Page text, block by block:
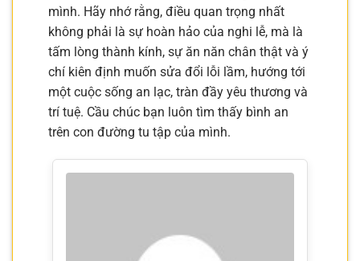
mình. Hãy nhớ rằng, điều quan trọng nhất
không phải là sự hoàn hảo của nghi lễ, mà là
tấm lòng thành kính, sự ăn năn chân thật và ý
chí kiên định muốn sửa đổi lỗi lầm, hướng tới
một cuộc sống an lạc, tràn đầy yêu thương và
trí tuệ. Cầu chúc bạn luôn tìm thấy bình an
trên con đường tu tập của mình.